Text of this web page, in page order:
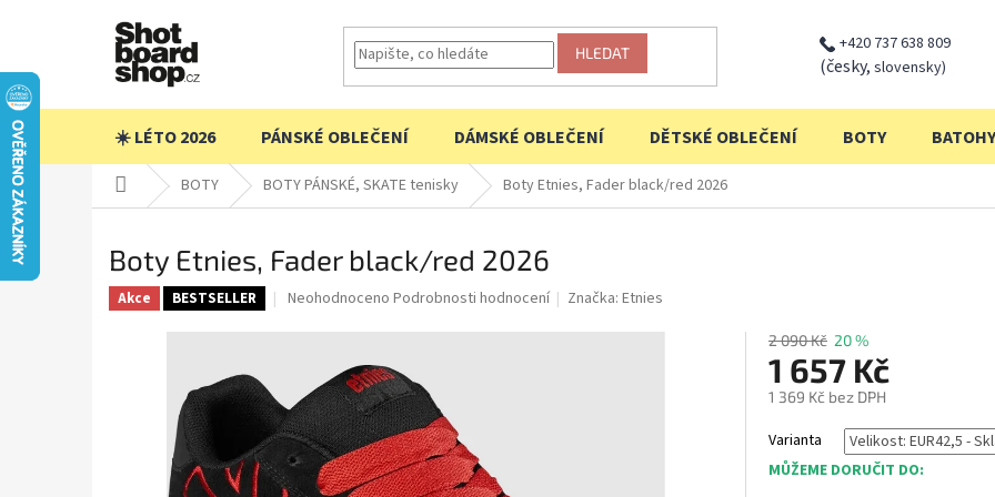
HLEDAT +420 737 638 809
(česky, slovensky)
☀️ LÉTO 2026
PÁNSKÉ OBLEČENÍ DÁMSKÉ OBLEČENÍ DĚTSKÉ OBLEČENÍ BOTY BATOHY
Domů BOTY BOTY PÁNSKÉ, SKATE tenisky Boty Etnies, Fader black/red 2026
Boty Etnies, Fader black/red 2026
Akce BESTSELLER
Průměrné
produktu
z
5
hvězdiček.
Neohodnoceno Podrobnosti hodnocení Značka:Etnies
2 090 Kč 20 %
1 657 Kč
1 369 Kč bez DPH
cena:
Varianta
MŮŽEME DORUČIT DO: